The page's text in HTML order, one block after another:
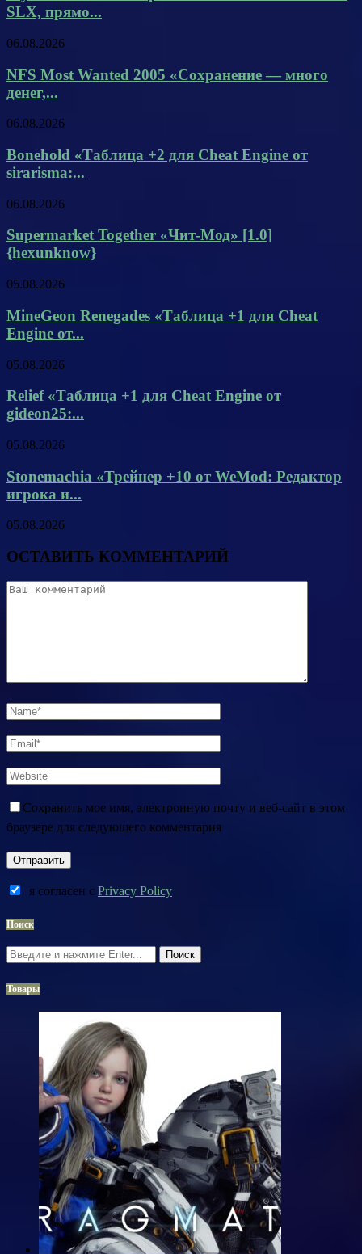
SLX, прямо...
06.08.2026
NFS Most Wanted 2005 «Сохранение — много
денег,...
06.08.2026
Bonehold «Таблица +2 для Cheat Engine от
sirarisma:...
06.08.2026
Supermarket Together «Чит-Мод» [1.0]
{hexunknow}
05.08.2026
MineGeon Renegades «Таблица +1 для Cheat
Engine от...
05.08.2026
Relief «Таблица +1 для Cheat Engine от
gideon25:...
05.08.2026
Stonemachia «Трейнер +10 от WeMod: Редактор
игрока и...
05.08.2026
ОСТАВИТЬ КОММЕНТАРИЙ
Сохранить мое имя, электронную почту и веб-сайт в этом
браузере для следующего комментария
я согласен c Privacy Policy
Поиск
Поиск
Товары